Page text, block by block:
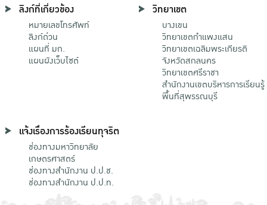
ลิงก์ที่เกี่ยวข้อง
หมายเลขโทรศัพท์
ลิงก์ด่วน
แผนที่ มก.
แผนผังเว็บไซต์
วิทยาเขต
บางเขน
วิทยาเขตกําแพงแสน
วิทยาเขตเฉลิมพระเกียรติ
จังหวัดสกลนคร
วิทยาเขตศรีราชา
สำนักงานเขตบริหารการเรียนรู้
พื้นที่สุพรรณบุรี
แจ้งเรื่องการร้องเรียนทุจริต
ช่องทางมหาวิทยาลัย
เกษตรศาสตร์
ช่องทางสำนักงาน ป.ป.ช.
ช่องทางสำนักงาน ป.ป.ท.